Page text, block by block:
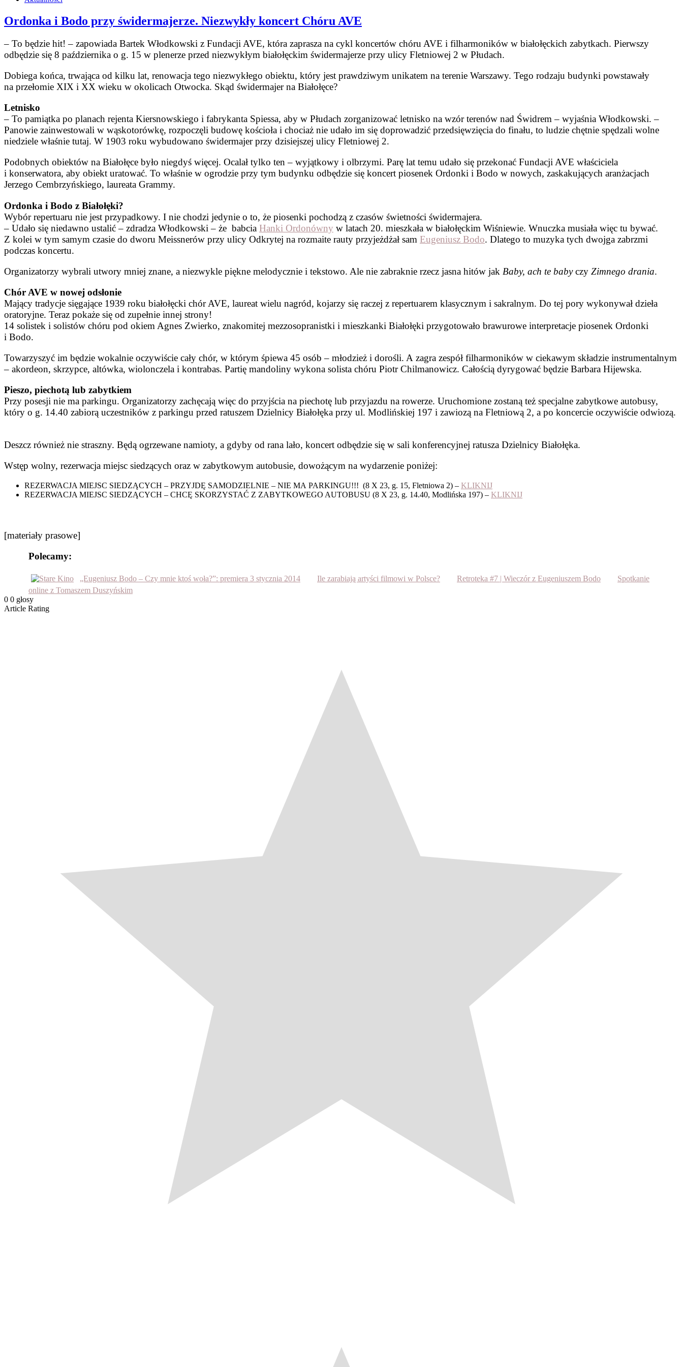
Ordonka i Bodo przy świdermajerze. Niezwykły koncert Chóru AVE
– To będzie hit! – zapowiada Bartek Włodkowski z Fundacji AVE, która zaprasza na cykl koncertów chóru AVE i filharmoników w białołęckich zabytkach. Pierwszy
odbędzie się 8 października o g. 15 w plenerze przed niezwykłym białołęckim świdermajerze przy ulicy Fletniowej 2 w Płudach.
Dobiega końca, trwająca od kilku lat, renowacja tego niezwykłego obiektu, który jest prawdziwym unikatem na terenie Warszawy. Tego rodzaju budynki powstawały
na przełomie XIX i XX wieku w okolicach Otwocka. Skąd świdermajer na Białołęce?
Letnisko
– To pamiątka po planach rejenta Kiersnowskiego i fabrykanta Spiessa, aby w Płudach zorganizować letnisko na wzór terenów nad Świdrem – wyjaśnia Włodkowski. –
Panowie zainwestowali w wąskotorówkę, rozpoczęli budowę kościoła i chociaż nie udało im się doprowadzić przedsięwzięcia do finału, to ludzie chętnie spędzali wolne
niedziele właśnie tutaj. W 1903 roku wybudowano świdermajer przy dzisiejszej ulicy Fletniowej 2.
Podobnych obiektów na Białołęce było niegdyś więcej. Ocalał tylko ten – wyjątkowy i olbrzymi. Parę lat temu udało się przekonać Fundacji AVE właściciela
i konserwatora, aby obiekt uratować. To właśnie w ogrodzie przy tym budynku odbędzie się koncert piosenek Ordonki i Bodo w nowych, zaskakujących aranżacjach
Jerzego Cembrzyńskiego, laureata Grammy.
Ordonka i Bodo z Białołęki?
Wybór repertuaru nie jest przypadkowy. I nie chodzi jedynie o to, że piosenki pochodzą z czasów świetności świdermajera.
– Udało się niedawno ustalić – zdradza Włodkowski– że babcia Hanki Ordonówny w latach 20. mieszkała w białołęckim Wiśniewie. Wnuczka musiała więc tu bywać.
Z kolei w tym samym czasie do dworu Meissnerów przy ulicy Odkrytej na rozmaite rauty przyjeżdżał sam Eugeniusz Bodo. Dlatego to muzyka tych dwojga zabrzmi
podczas koncertu.
Organizatorzy wybrali utwory mniej znane, a niezwykle piękne melodycznie i tekstowo. Ale nie zabraknie rzecz jasna hitów jak Baby, ach te babyczy Zimnego drania.
Chór AVE w nowej odsłonie
Mający tradycje sięgające 1939 roku białołęcki chór AVE, laureat wielu nagród, kojarzy się raczej z repertuarem klasycznym i sakralnym. Do tej pory wykonywał dzieła
oratoryjne. Teraz pokaże się od zupełnie innej strony!
14 solistek i solistów chóru pod okiem Agnes Zwierko, znakomitej mezzosopranistki i mieszkanki Białołęki przygotowało brawurowe interpretacje piosenek Ordonki
i Bodo.
Towarzyszyć im będzie wokalnie oczywiście cały chór, w którym śpiewa 45 osób – młodzież i dorośli. A zagra zespół filharmoników w ciekawym składzie instrumentalnym
– akordeon, skrzypce, altówka, wiolonczela i kontrabas. Partię mandoliny wykona solista chóru Piotr Chilmanowicz. Całością dyrygować będzie Barbara Hijewska.
Pieszo, piechotą lub zabytkiem
Przy posesji nie ma parkingu. Organizatorzy zachęcają więc do przyjścia na piechotę lub przyjazdu na rowerze. Uruchomione zostaną też specjalne zabytkowe autobusy,
który o g. 14.40 zabiorą uczestników z parkingu przed ratuszem Dzielnicy Białołęka przy ul. Modlińskiej 197 i zawiozą na Fletniową 2, a po koncercie oczywiście odwiozą.
Deszcz również nie straszny. Będą ogrzewane namioty, a gdyby od rana lało, koncert odbędzie się w sali konferencyjnej ratusza Dzielnicy Białołęka.
Wstęp wolny, rezerwacja miejsc siedzących oraz w zabytkowym autobusie, dowożącym na wydarzenie poniżej:
REZERWACJA MIEJSC SIEDZĄCYCH – PRZYJDĘ SAMODZIELNIE – NIE MA PARKINGU!!! (8 X 23, g. 15, Fletniowa 2) – KLIKNIJ
REZERWACJA MIEJSC SIEDZĄCYCH – CHCĘ SKORZYSTAĆ Z ZABYTKOWEGO AUTOBUSU (8 X 23, g. 14.40, Modlińska 197) – KLIKNIJ
[materiały prasowe]
Polecamy:
„Eugeniusz Bodo – Czy mnie ktoś woła?”: premiera 3 stycznia 2014 Ile zarabiają artyści filmowi w Polsce? Retroteka #7 | Wieczór z Eugeniuszem Bodo
Spotkanie
online z Tomaszem Duszyńskim
0 0 głosy
Article Rating